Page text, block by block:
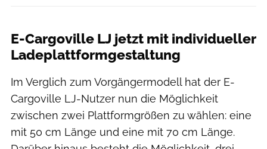
E-Cargoville LJ jetzt mit individueller
Ladeplattformgestaltung
Im Verglich zum Vorgängermodell hat der E-
Cargoville LJ-Nutzer nun die Möglichkeit
zwischen zwei Plattformgrößen zu wählen: eine
mit 50 cm Länge und eine mit 70 cm Länge.